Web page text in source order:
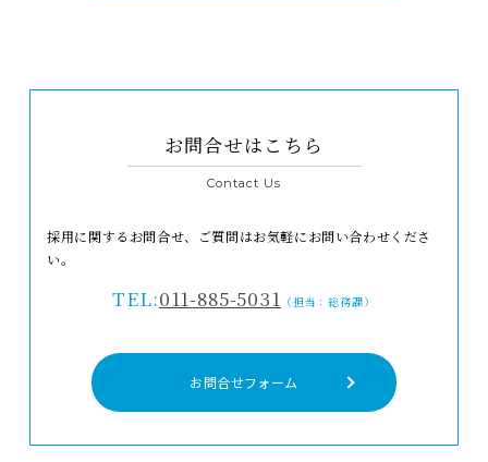
お問合せはこちら
Contact Us
採用に関するお問合せ、ご質問はお気軽にお問い合わせくださ
い。
TEL:011-885-5031 （担当：総務課）
お問合せフォーム